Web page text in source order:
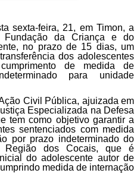
sexta-feira, 21, em Timon, a
Fundação da Criança e do
no prazo de 15 dias, um
dos adolescentes
de medida de
para unidade
Civil Pública, ajuizada em
Especializada na Defesa
tem como objetivo garantir a
sentenciados com medida
por prazo indeterminado do
Região dos Cocais, que é
do adolescente autor de
medida de internação